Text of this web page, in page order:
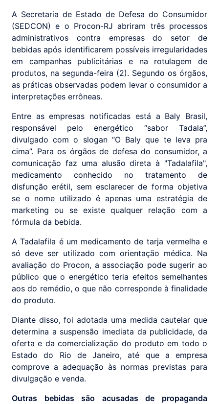
A Secretaria de Estado de Defesa do Consumidor
(SEDCON) e o Procon-RJ abriram três processos
administrativos contra empresas do setor de
bebidas após identificarem possíveis irregularidades
em campanhas publicitárias e na rotulagem de
produtos, na segunda-feira (2). Segundo os órgãos,
as práticas observadas podem levar o consumidor a
interpretações errôneas.
Entre as empresas notificadas está a Baly Brasil,
responsável pelo energético “sabor Tadala”,
divulgado com o slogan “O Baly que te leva pra
cima”. Para os órgãos de defesa do consumidor, a
comunicação faz uma alusão direta à "Tadalafila",
medicamento conhecido no tratamento de
disfunção erétil, sem esclarecer de forma objetiva
se o nome utilizado é apenas uma estratégia de
marketing ou se existe qualquer relação com a
fórmula da bebida.
A Tadalafila é um medicamento de tarja vermelha e
só deve ser utilizado com orientação médica. Na
avaliação do Procon, a associação pode sugerir ao
público que o energético teria efeitos semelhantes
aos do remédio, o que não corresponde à finalidade
do produto.
Diante disso, foi adotada uma medida cautelar que
determina a suspensão imediata da publicidade, da
oferta e da comercialização do produto em todo o
Estado do Rio de Janeiro, até que a empresa
comprove a adequação às normas previstas para
divulgação e venda.
Outras bebidas são acusadas de propaganda